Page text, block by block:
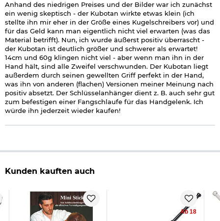
Anhand des niedrigen Preises und der Bilder war ich zunächst
ein wenig skeptisch - der Kubotan wirkte etwas klein (ich
stellte ihn mir eher in der Größe eines Kugelschreibers vor) und
für das Geld kann man eigentlich nicht viel erwarten (was das
Material betrifft). Nun, ich wurde äußerst positiv überrascht -
der Kubotan ist deutlich größer und schwerer als erwartet!
14cm und 60g klingen nicht viel - aber wenn man ihn in der
Hand hält, sind alle Zweifel verschwunden. Der Kubotan liegt
außerdem durch seinen gewellten Griff perfekt in der Hand,
was ihn von anderen (flachen) Versionen meiner Meinung nach
positiv absetzt. Der Schlüsselanhänger dient z. B. auch sehr gut
zum befestigen einer Fangschlaufe für das Handgelenk. Ich
würde ihn jederzeit wieder kaufen!
Kunden kauften auch
Ab 18